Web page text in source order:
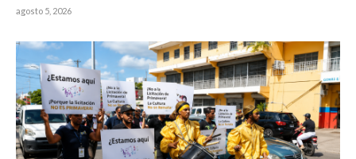
agosto 5, 2026